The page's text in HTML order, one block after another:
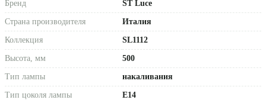
Бренд ST Luce
Страна производителя Италия
Коллекция SL1112
Высота, мм 500
Тип лампы накаливания
Тип цоколя лампы E14